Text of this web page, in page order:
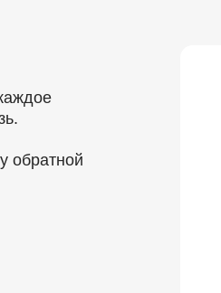
обратной